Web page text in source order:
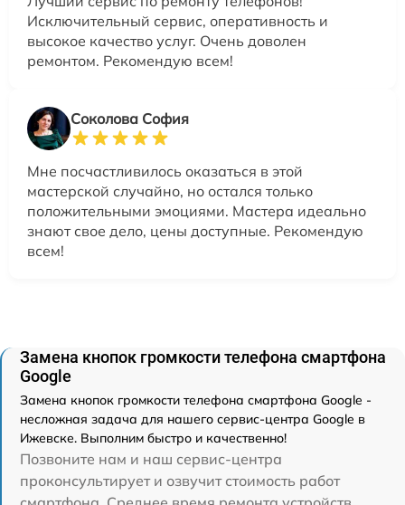
Исключительный сервис, оперативность и
высокое качество услуг. Очень доволен
ремонтом. Рекомендую всем!
Соколова София
Мне посчастливилось оказаться в этой
мастерской случайно, но остался только
положительными эмоциями. Мастера идеально
знают свое дело, цены доступные. Рекомендую
всем!
Замена кнопок громкости телефона смартфона
Google
Замена кнопок громкости телефона смартфона Google -
несложная задача для нашего сервис-центра Google в
Ижевске. Выполним быстро и качественно!
Позвоните нам и наш сервис-центра
проконсультирует и озвучит стоимость работ